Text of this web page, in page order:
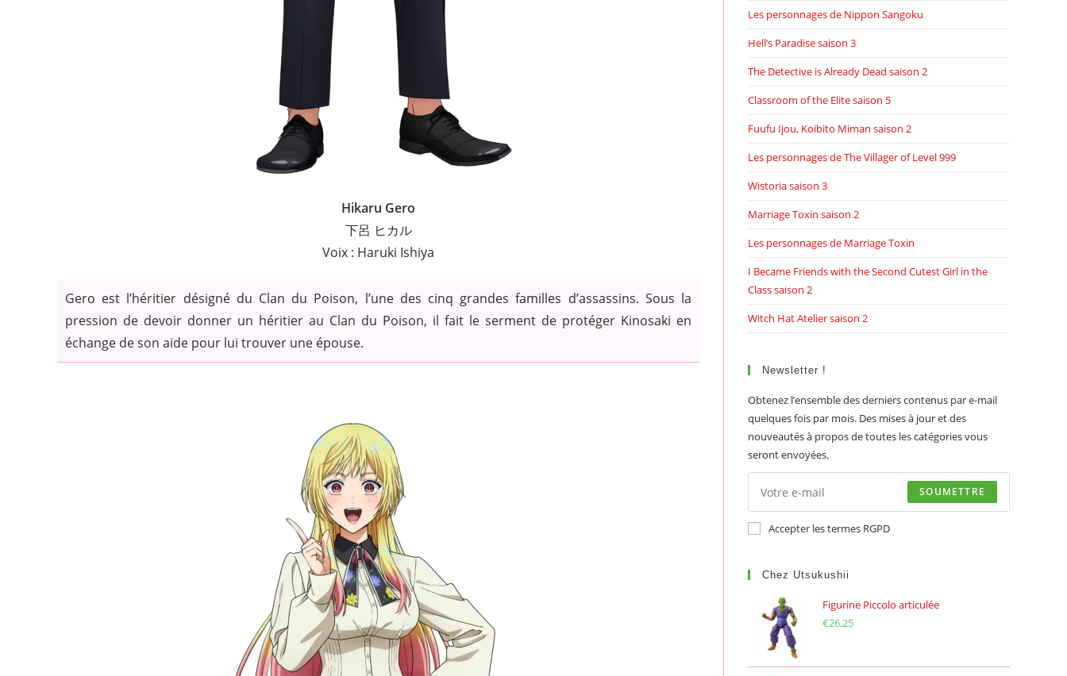
Hikaru Gero
下呂 ヒカル
Voix : Haruki Ishiya
Gero est l’héritier désigné du Clan du Poison, l’une des cinq grandes familles d’assassins. Sous la
pression de devoir donner un héritier au Clan du Poison, il fait le serment de protéger Kinosaki en
échange de son aide pour lui trouver une épouse.
Les personnages de Nippon Sangoku
Hell’s Paradise saison 3
The Detective is Already Dead saison 2
Classroom of the Elite saison 5
Fuufu Ijou, Koibito Miman saison 2
Les personnages de The Villager of Level 999
Wistoria saison 3
Marriage Toxin saison 2
Les personnages de Marriage Toxin
I Became Friends with the Second Cutest Girl in the
Class saison 2
Witch Hat Atelier saison 2
Newsletter !
Obtenez l’ensemble des derniers contenus par e-mail
quelques fois par mois. Des mises à jour et des
nouveautés à propos de toutes les catégories vous
seront envoyées.
SOUMETTRE
Accepter les termes RGPD
Chez Utsukushii
Figurine Piccolo articulée
€26.25